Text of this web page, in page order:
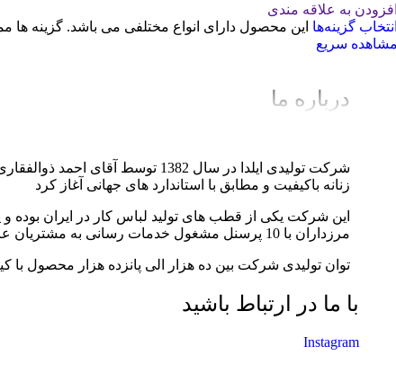
به علاقه مندی
گزینه‌ها این محصول دارای انواع مختلفی می باشد. گزینه
سریع
درباره ما
شرکت تولیدی ایلدا در سال 1382
زنانه باکیفیت و مطابق با استاندارد های جهانی آغاز کرد
مرزداران با 10 پرسنل مشغول خدمات رسانی به مشتریان عزیز می باشد.
توان تولیدی شرکت بین ده هزار الی پانزده هزار محصول با
با ما در ارتباط باشید
Instagram